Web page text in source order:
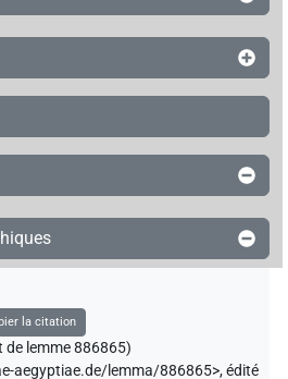
la citation
lemme 886865)
aegyptiae.de/lemma/886865>,édité